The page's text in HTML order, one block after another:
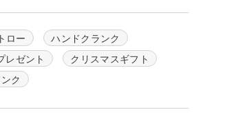
軽に行うことができます。
。
ロー
ハンドクランク
レゼント
クリスマスギフト
ク